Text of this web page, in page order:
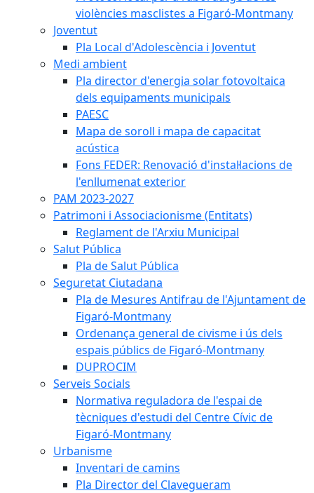
violències masclistes a Figaró-Montmany
Joventut
Pla Local d'Adolescència i Joventut
Medi ambient
Pla director d'energia solar fotovoltaica
dels equipaments municipals
PAESC
Mapa de soroll i mapa de capacitat
acústica
Fons FEDER: Renovació d'instal·lacions de
l'enllumenat exterior
PAM 2023-2027
Patrimoni i Associacionisme (Entitats)
Reglament de l'Arxiu Municipal
Salut Pública
Pla de Salut Pública
Seguretat Ciutadana
Pla de Mesures Antifrau de l'Ajuntament de
Figaró-Montmany
Ordenança general de civisme i ús dels
espais públics de Figaró-Montmany
DUPROCIM
Serveis Socials
Normativa reguladora de l'espai de
tècniques d'estudi del Centre Cívic de
Figaró-Montmany
Urbanisme
Inventari de camins
Pla Director del Clavegueram